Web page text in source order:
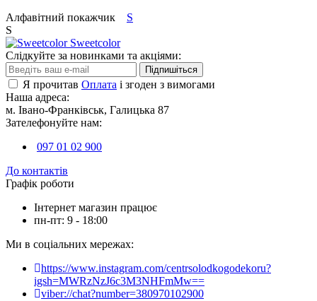
Алфавітний покажчик
S
S
Sweetcolor
Слідкуйте за новинками та акціями:
Підпишіться
Я прочитав Оплата і згоден з вимогами
Наша адреса:
м. Івано-Франківськ, Галицька 87
Зателефонуйте нам:
097 01 02 900
До контактів
Графік роботи
Інтернет магазин працює
пн-пт: 9 - 18:00
Ми в соціальних мережах:
https://www.instagram.com/centrsolodkogodekoru?
igsh=MWRzNzJ6c3M3NHFmMw==
viber://chat?number=380970102900